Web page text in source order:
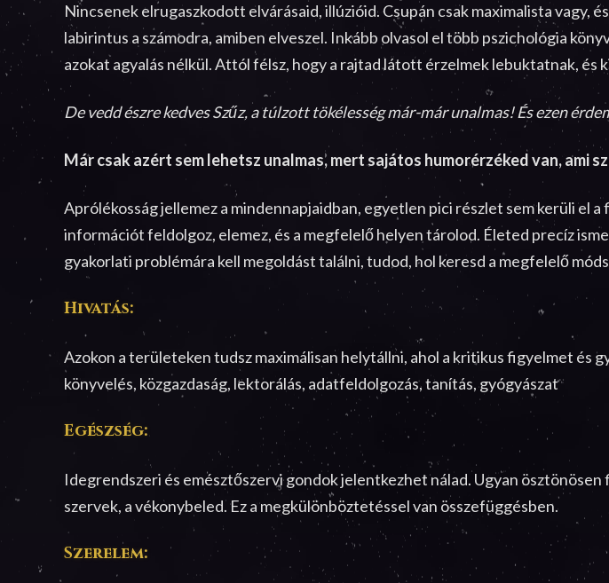
Nincsenek elrugaszkodott elvárásaid, illúzióid. Csupán csak maximalista vagy,
labirintus a számodra, amiben elveszel. Inkább olvasol el több pszichológia
azokat agyalás nélkül. Attól félsz, hogy a rajtad látott érzelmek lebuktatnak,
De vedd észre kedves Szűz, a túlzott tökélesség már-már unalmas! És ezen
Már csak azért sem lehetsz unalmas, mert sajátos humorérzéked van, ami
Aprólékosság jellemez a mindennapjaidban, egyetlen pici részlet sem kerüli el
információt feldolgoz, elemez, és a megfelelő helyen tárolod. Életed precíz
gyakorlati problémára kell megoldást találni, tudod, hol keresd a megfelelő
Hivatás:
Azokon a területeken tudsz maximálisan helytállni, ahol a kritikus figyelmet és
könyvelés, közgazdaság, lektorálás, adatfeldolgozás, tanítás, gyógyászat
Egészség:
Idegrendszeri és emésztőszervi gondok jelentkezhet nálad. Ugyan
szervek, a vékonybeled. Ez a megkülönböztetéssel van összefüggésben.
Szerelem: